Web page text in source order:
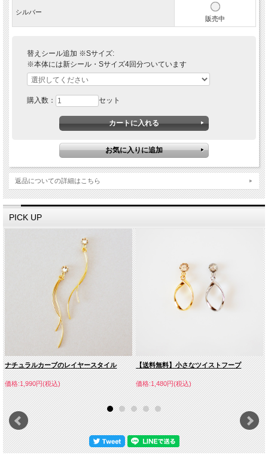
シルバー
販売中
替えシール追加 ※Sサイズ:
※本体には新シール・Sサイズ4回分ついています
購入数： セット
返品についての詳細はこちら
PICK UP
ナチュラルカーブのレイヤースタイル
価格:1,990円(税込)
【送料無料】小さなツイストフープ
価格:1,480円(税込)